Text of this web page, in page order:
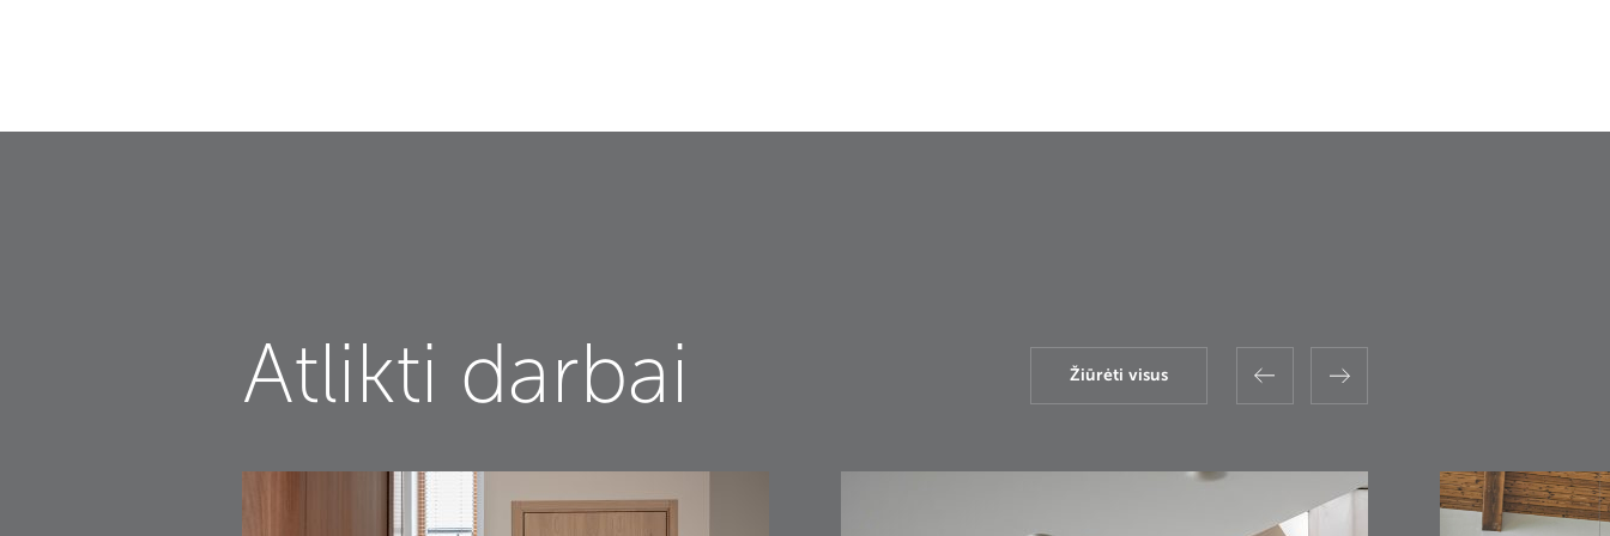
Atlikti darbai Žiūrėti visus